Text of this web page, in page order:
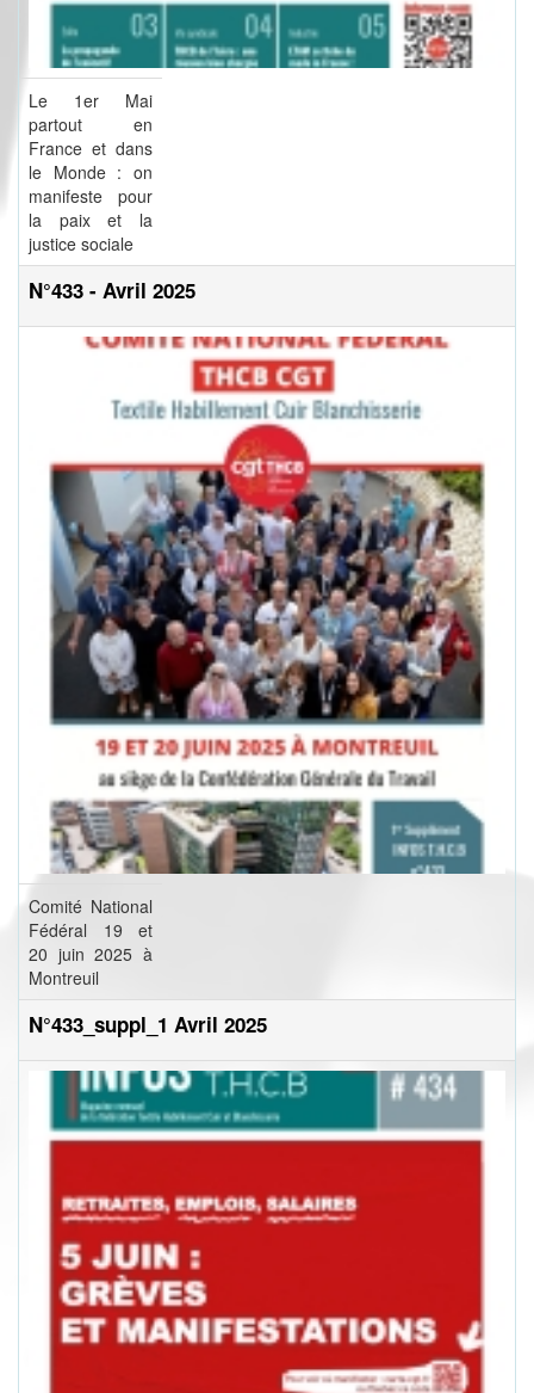
Le 1er Mai
partout en
France et dans
le Monde : on
manifeste pour
la paix et la
justice sociale
N°433 - Avril 2025
Comité National
Fédéral 19 et
20 juin 2025 à
Montreuil
N°433_suppl_1 Avril 2025